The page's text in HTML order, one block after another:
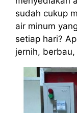
sudah cukup
air minum
setiap hari?
jernih,